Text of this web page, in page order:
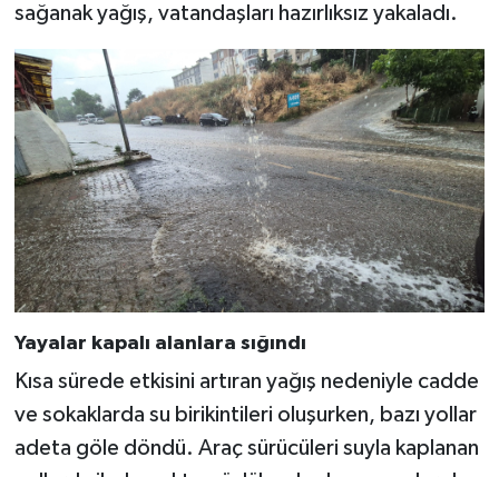
sağanak yağış, vatandaşları hazırlıksız yakaladı.
Yayalar kapalı alanlara sığındı
Kısa sürede etkisini artıran yağış nedeniyle cadde
ve sokaklarda su birikintileri oluşurken, bazı yollar
adeta göle döndü. Araç sürücüleri suyla kaplanan